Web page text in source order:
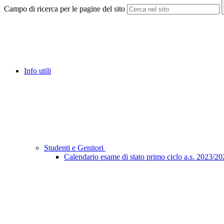
Campo di ricerca per le pagine del sito
Info utili
Studenti e Genitori
Calendario esame di stato primo ciclo a.s. 2023/